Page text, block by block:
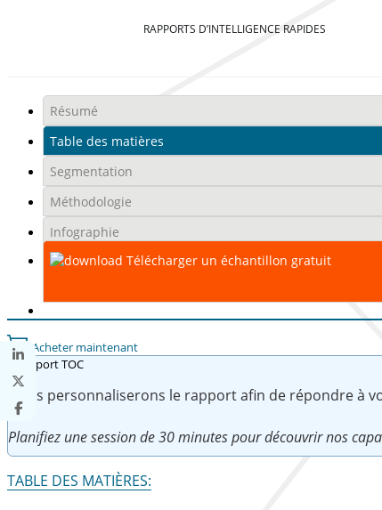
RAPPORTS D’INTELLIGENCE RAPIDES
Résumé
Table des matières
Segmentation
Méthodologie
Infographie
Télécharger un échantillon gratuit
Acheter maintenant
Nous personnaliserons le rapport afin de répondre à
Planifiez une session de 30 minutes pour découvrir nos
TABLE DES MATIÈRES: